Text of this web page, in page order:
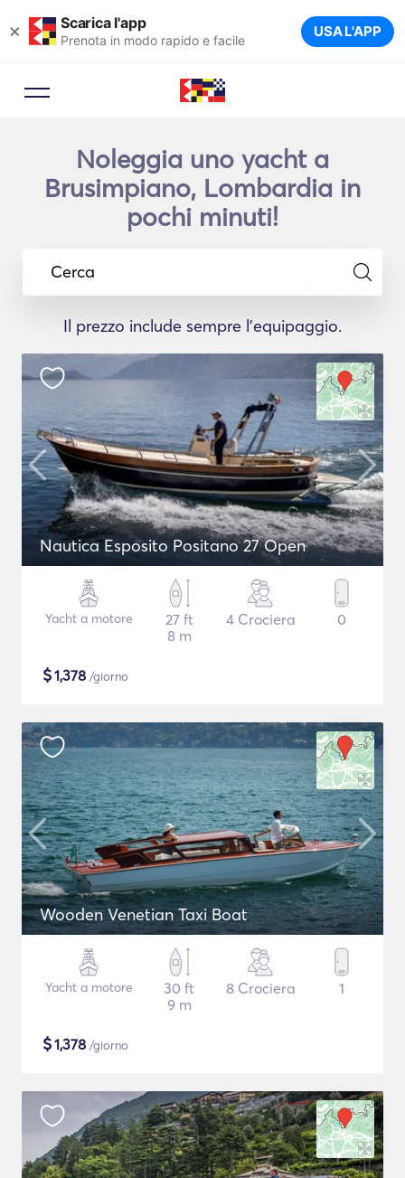
× Scarica l'app
Prenota in modo rapido e facile USA L'APP
Noleggia uno yacht a
Brusimpiano, Lombardia in
pochi minuti!
Cerca
Il prezzo include sempre l'equipaggio.
Nautica Esposito Positano 27 Open
Yacht a motore
27 ft
8 m
4 Crociera 0
$1,378 /giorno
Wooden Venetian Taxi Boat
Yacht a motore
30 ft
9 m
8 Crociera 1
$1,378 /giorno